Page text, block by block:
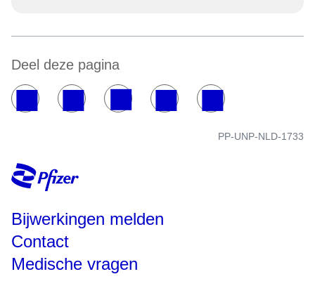
Deel deze pagina
PP-UNP-NLD-1733
Bijwerkingen melden
Contact
Medische vragen